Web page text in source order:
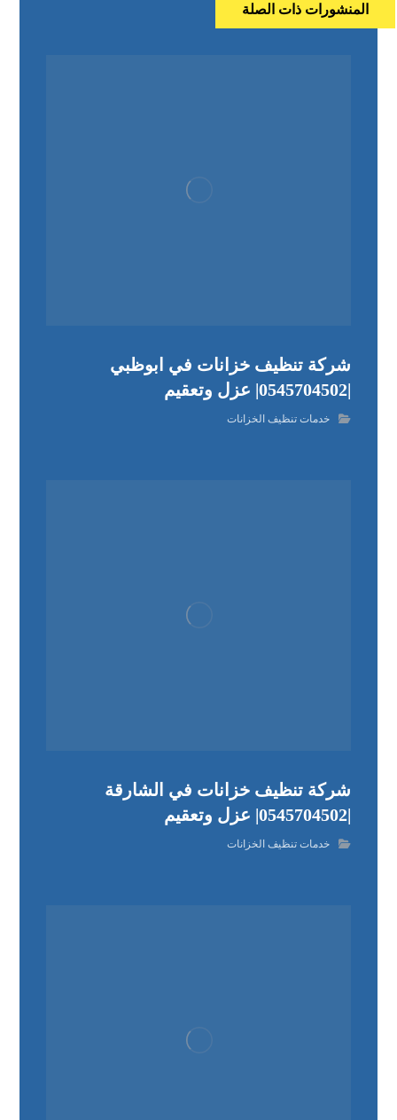
المنشورات ذات الصلة
شركة تنظيف خزانات في ابوظبي
|0545704502| عزل وتعقيم
خدمات تنظيف الخزانات
شركة تنظيف خزانات في الشارقة
|0545704502| عزل وتعقيم
خدمات تنظيف الخزانات